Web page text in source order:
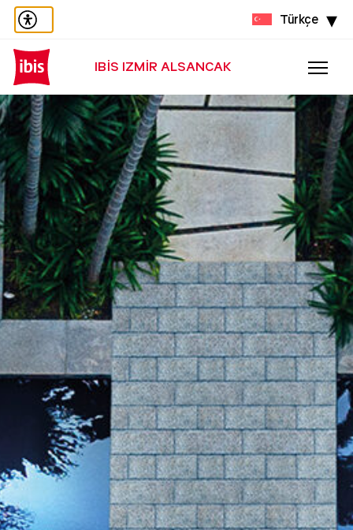
Türkçe
IBIS IZMIR ALSANCAK